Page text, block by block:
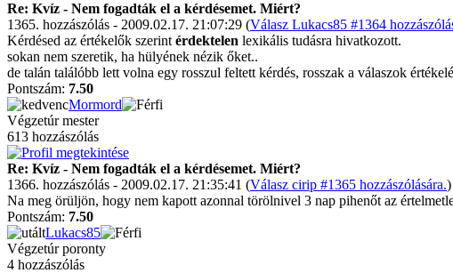
Re: Kvíz - Nem fogadták el a kérdésemet. Miért?
1365. hozzászólás - 2009.02.17. 21:07:29 (Válasz Lukacs85 #1364
Kérdésed az értékelők szerint érdektelen lexikális tudásra hivatkozott.
sokan nem szeretik, ha hülyének nézik őket..
de talán találóbb lett volna egy rosszul feltett kérdés, rosszak a válaszok
Pontszám: 7.50
Mormord
Végzetúr mester
613 hozzászólás
Re: Kvíz - Nem fogadták el a kérdésemet. Miért?
1366. hozzászólás - 2009.02.17. 21:35:41 (Válasz cirip #1365 hozzászólására.)
Na meg örüljön, hogy nem kapott azonnal törölnivel 3 nap pihenőt az
Pontszám: 7.50
Lukacs85
Végzetúr poronty
4 hozzászólás